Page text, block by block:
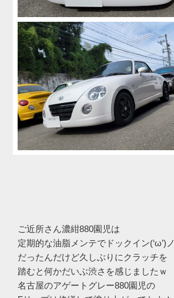
ご近所さん濃紺880園児は
定期的な油脂メンテでドックイン(‘ω’)ノ
だったんだけど久しぶりにクラッチを
踏むと何かだいぶ渋さを感じましたｗ
名古屋のアゲートグレー880園児の